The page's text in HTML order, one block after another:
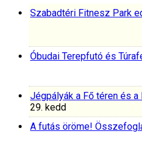
Szabadtéri Fitnesz Park
Óbudai Terepfutó és
Jégpályák a Fő téren és
29. kedd
A futás öröme!